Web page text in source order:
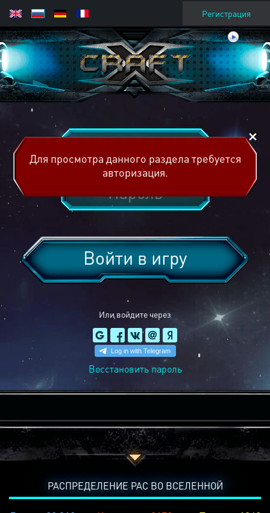
Регистрация
Или войдите через
Войти в игру
Восстановить пароль
Для просмотра данного раздела требуется
авторизация.
РАСПРЕДЕЛЕНИЕ РАС ВО ВСЕЛЕННОЙ